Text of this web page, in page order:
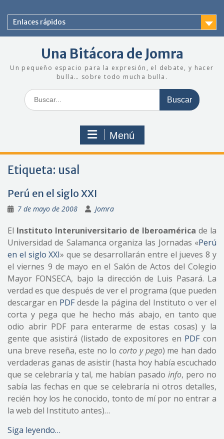
contenido
Enlaces rápidos
Una Bitácora de Jomra
Un pequeño espacio para la expresión, el debate, y hacer
bulla… sobre todo mucha bulla.
Buscar:
Menú
Etiqueta: usal
Perú en el siglo XXI
7 de mayo de 2008 Jomra
El Instituto Interuniversitario de Iberoamérica de la
Universidad de Salamanca organiza las Jornadas «Perú
en el siglo XXI» que se desarrollarán entre el jueves 8 y
el viernes 9 de mayo en el Salón de Actos del Colegio
Mayor FONSECA, bajo la dirección de Luis Pasará. La
verdad es que después de ver el programa (que pueden
descargar en PDF desde la página del Instituto o ver el
corta y pega que he hecho más abajo, en tanto que
odio abrir PDF para enterarme de estas cosas) y la
gente que asistirá (listado de expositores en PDF con
una breve reseña, este no lo corto y pego) me han dado
verdaderas ganas de asistir (hasta hoy había escuchado
que se celebraría y tal, me habían pasado info, pero no
sabía las fechas en que se celebraría ni otros detalles,
recién hoy los he conocido, tonto de mí por no entrar a
la web del Instituto antes)…
Siga leyendo…